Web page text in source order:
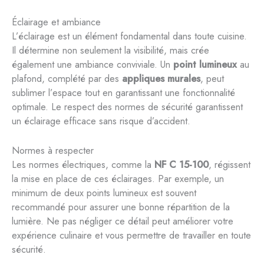
Éclairage et ambiance
L’éclairage est un élément fondamental dans toute cuisine.
Il détermine non seulement la visibilité, mais crée
également une ambiance conviviale. Un point lumineuxau
plafond, complété par des appliques murales, peut
sublimer l’espace tout en garantissant une fonctionnalité
optimale. Le respect des normes de sécurité garantissent
un éclairage efficace sans risque d’accident.
Normes à respecter
Les normes électriques, comme la NF C 15-100, régissent
la mise en place de ces éclairages. Par exemple, un
minimum de deux points lumineux est souvent
recommandé pour assurer une bonne répartition de la
lumière. Ne pas négliger ce détail peut améliorer votre
expérience culinaire et vous permettre de travailler en toute
sécurité.